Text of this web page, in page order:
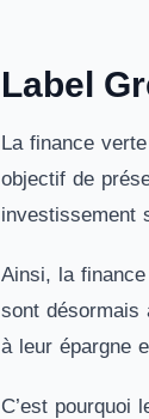
Label
La finance
objectif de
investissement
Ainsi, la
sont désormais
à leur épargne
C’est pourquoi